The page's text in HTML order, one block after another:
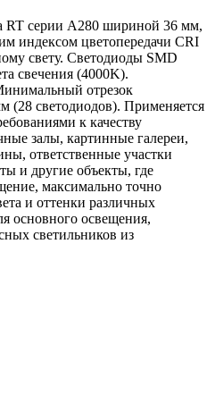
RT серии A280 шириной 36 мм,
индексом цветопередачи CRI
свету. Светодиоды SMD
свечения (4000K).
отрезок
(28 светодиодов). Применяется
к качеству
залы, картинные галереи,
ответственные участки
и другие объекты, где
максимально точно
и оттенки различных
основного освещения,
светильников из